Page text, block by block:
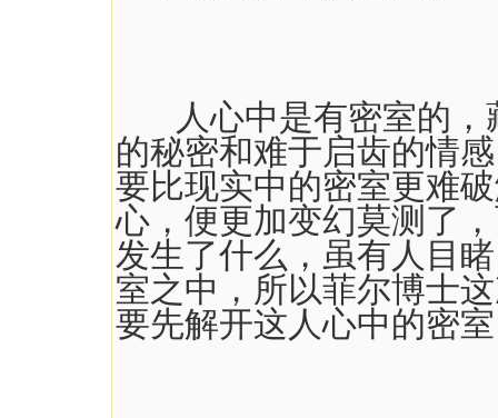
人心中是有密室的，
的秘密和难于启齿的情
要比现实中的密室更难
心，便更加变幻莫测了
发生了什么，虽有人目
室之中，所以菲尔博士
要先解开这人心中的密